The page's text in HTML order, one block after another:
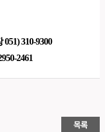
310-9300
2461​​
목록